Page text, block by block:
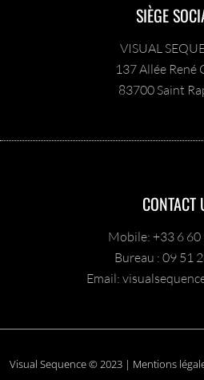
SIÈGE
VISUAL
137 Allée René
83700 Saint
CONTACT
Mobile: +33 6 60
Bureau : 09 51
Email:
Visual Sequence © 2023 | Mentions